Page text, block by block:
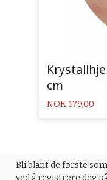
cm
Pris
NOK 179,00
Bli blant de første